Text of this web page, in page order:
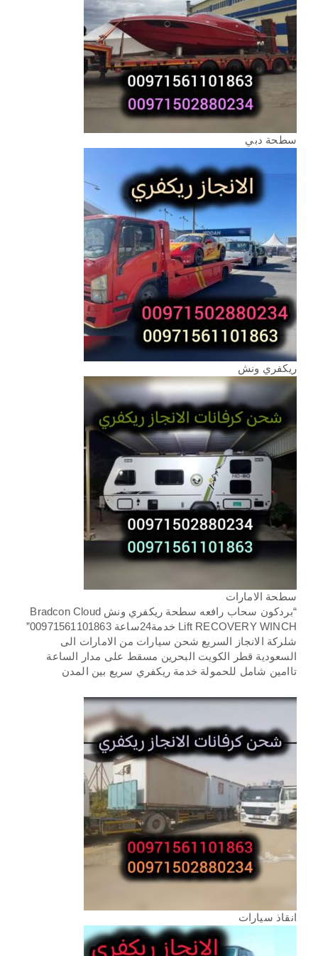
سطحة دبي
ريكفري ونش
سطحة الامارات
“بردكون سحاب رافعه سطحة ريكفري ونش Bradcon Cloud
Lift RECOVERY WINCH خدمة24ساعة 00971561101863”
شلركة الانجاز السريع شحن سيارات من الامارات الى
السعودية قطر الكويت البحرين مسقط على مدار الساعة
تاامين شامل للحمولة خدمة ريكفري سريع بين المدن
انقاذ سيارات